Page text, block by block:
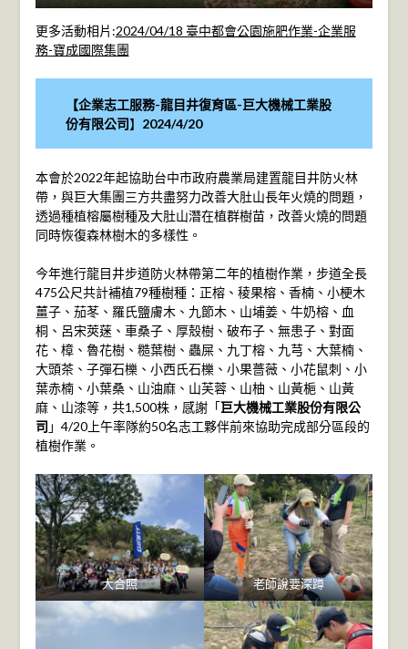
更多活動相片:2024/04/18 臺中都會公園施肥作業-企業服
務-寶成國際集團
【企業志工服務-龍目井復育區-巨大機械工業股
份有限公司】 2024/4/20
本會於2022年起協助台中市政府農業局建置龍目井防火林
帶，與巨大集團三方共盡努力改善大肚山長年火燒的問題，
透過種植榕屬樹種及大肚山潛在植群樹苗，改善火燒的問題
同時恢復森林樹木的多樣性。
今年進行龍目井步道防火林帶第二年的植樹作業，步道全長
475公尺共計補植79種樹種：正榕、稜果榕、香楠、小梗木
薑子、茄苳、羅氏鹽膚木、九節木、山埔姜、牛奶榕、血
桐、呂宋莢蒾、車桑子、厚殼樹、破布子、無患子、對面
花、樟、魯花樹、糙葉樹、蟲屎、九丁榕、九芎、大葉楠、
大頭茶、子彈石櫟、小西氏石櫟、小果薔薇、小花鼠刺、小
葉赤楠、小葉桑、山油麻、山芙蓉、山柚、山黃梔、山黃
麻、山漆等，共1,500株，感謝「巨大機械工業股份有限公
司 」4/20上午率隊約50名志工夥伴前來協助完成部分區段的
植樹作業。
大合照 老師說要深蹲